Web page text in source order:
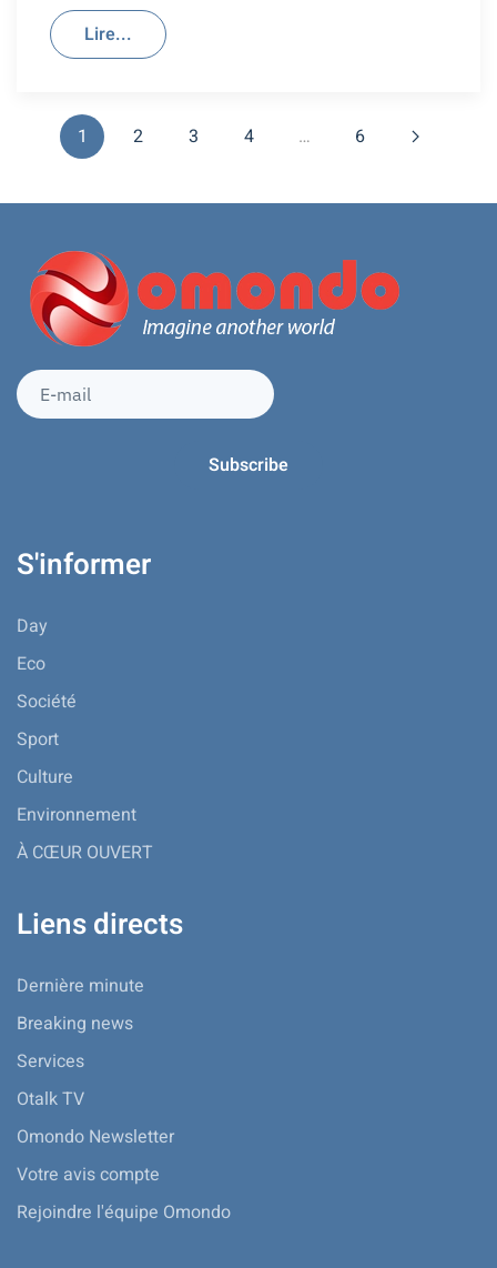
Lire...
1 2 3 4 … 6
S'informer
Day
Eco
Société
Sport
Culture
Environnement
À CŒUR OUVERT
Liens directs
Dernière minute
Breaking news
Services
Otalk TV
Omondo Newsletter
Votre avis compte
Rejoindre l'équipe Omondo